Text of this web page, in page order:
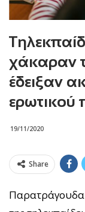
χάκαραν
έδειξαν
ερωτικού
19/11/2020
Share
Παρατράγουδα